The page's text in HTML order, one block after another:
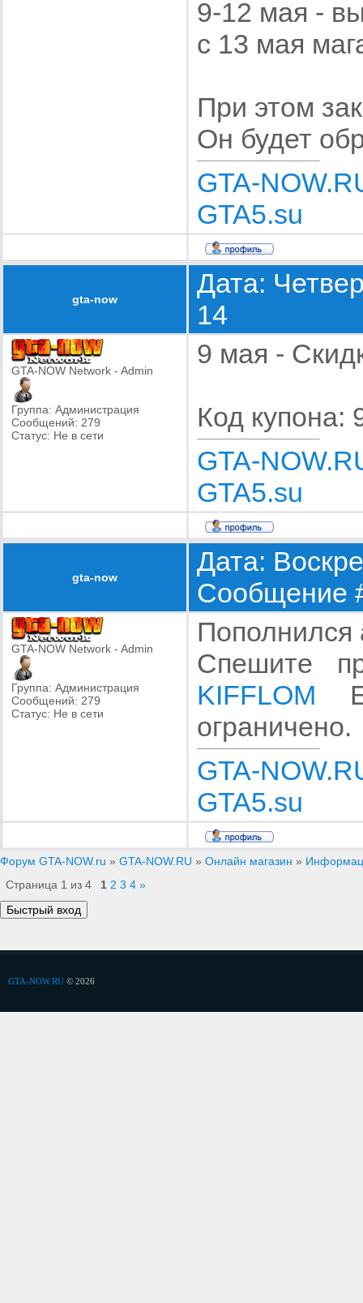
9-12 мая -
с 13 мая
При этом
Он будет
GTA-
GTA5.su
gta-now
Дата:
14
GTA-NOW Network - Admin
Группа: Администрация
Сообщений: 279
Статус: Не в сети
9 мая -
Код купона:
GTA-
GTA5.su
gta-now
Дата:
Сообщение
GTA-NOW Network - Admin
Группа: Администрация
Сообщений: 279
Статус: Не в сети
Пополнился
Спешите
KIFFLOM
ограничено.
GTA-
GTA5.su
Форум GTA-NOW.ru » GTA-NOW.RU » Онлайн магазин »
Страница 1 из 4 1 2 3 4 »
GTA-NOW.RU © 2026